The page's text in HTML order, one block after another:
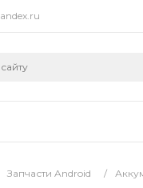
Запчасти Android /